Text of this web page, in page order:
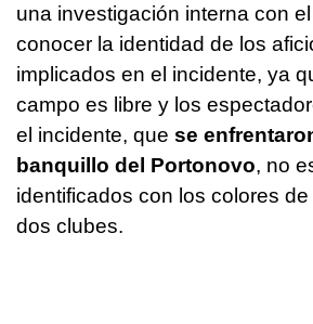
una investigación interna con
conocer la identidad de los
implicados en el incidente, ya
campo es libre y los
el incidente, que se
banquillo del Portonovo, no
identificados con los colores
dos clubes.